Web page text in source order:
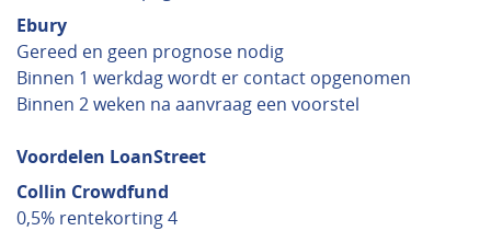
Ebury
Gereed en geen prognose nodig
Binnen 1 werkdag wordt er contact opgenomen
Binnen 2 weken na aanvraag een voorstel
Voordelen LoanStreet
Collin Crowdfund
0,5% rentekorting 4